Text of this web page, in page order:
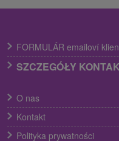
FORMULÁR emailoví
SZCZEGÓŁY
O nas
Kontakt
Polityka prywatności